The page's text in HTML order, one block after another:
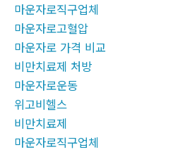
마운자로직구업체
마운자로고혈압
마운자로 가격 비교
비만치료제 처방
마운자로운동
위고비헬스
비만치료제
마운자로직구업체